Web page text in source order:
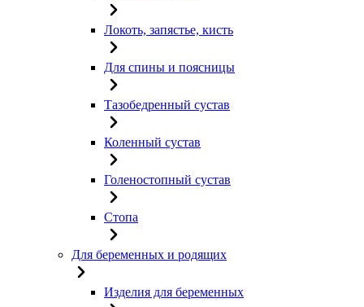
Локоть, запястье, кисть
Для спины и поясницы
Тазобедренный сустав
Коленный сустав
Голеностопный сустав
Стопа
Для беременных и родящих
Изделия для беременных